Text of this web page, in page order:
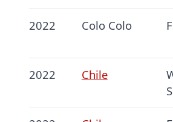
2022 Colo Colo
2022 Chile